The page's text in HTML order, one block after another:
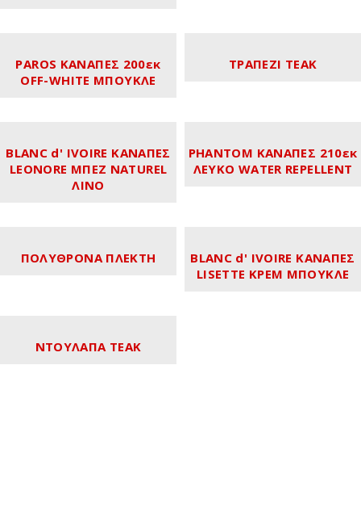
PAROS ΚΑΝΑΠΕΣ 200εκ
OFF-WHITE ΜΠΟΥΚΛΕ
ΤΡΑΠΕΖΙ TEAK
BLANC d' IVOIRE ΚΑΝΑΠΕΣ
LEONORE ΜΠΕΖ NATUREL
ΛΙΝΟ
PHANTOM ΚΑΝΑΠΕΣ 210εκ
ΛΕΥΚΟ WATER REPELLENT
ΠΟΛΥΘΡΟΝΑ ΠΛΕΚΤΗ
BLANC d' IVOIRE ΚΑΝΑΠΕΣ
LISETTE ΚΡΕΜ ΜΠΟΥΚΛΕ
ΝΤΟΥΛΑΠΑ ΤΕΑΚ